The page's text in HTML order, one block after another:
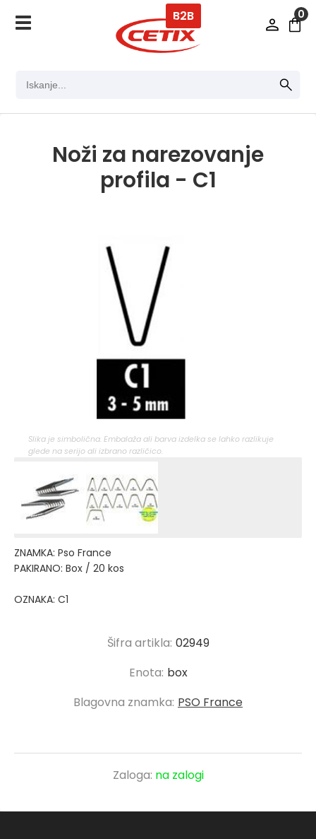
0
B2B
Noži za narezovanje
profila - C1
Slika je simbolična. Embalaža ali barva izdelka se lahko razlikuje
glede na serijo ali izbrano različico.
ZNAMKA: Pso France
PAKIRANO: Box / 20 kos
OZNAKA: C1
Šifra artikla: 02949
Enota: box
Blagovna znamka: PSO France
Zaloga: na zalogi